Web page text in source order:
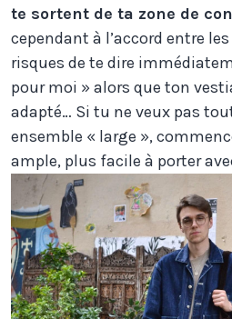
te sortent de ta zone de
cependant à l’accord entre
risques de te dire
pour moi » alors que ton
adapté… Si tu ne veux pas
ensemble « large »,
ample, plus facile à porter